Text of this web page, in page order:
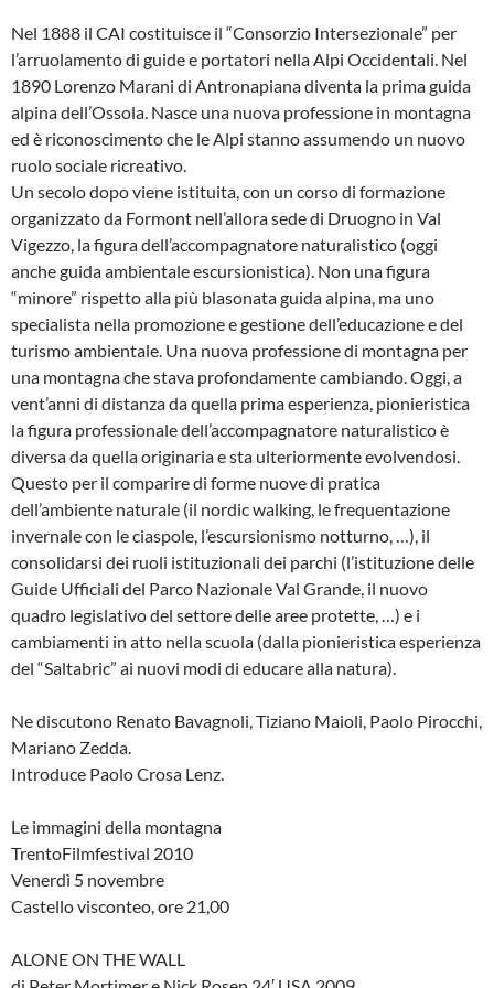
Nel 1888 il CAI costituisce il “Consorzio Intersezionale” per
l’arruolamento di guide e portatori nella Alpi Occidentali. Nel
1890 Lorenzo Marani di Antronapiana diventa la prima guida
alpina dell’Ossola. Nasce una nuova professione in montagna
ed è riconoscimento che le Alpi stanno assumendo un nuovo
ruolo sociale ricreativo.
Un secolo dopo viene istituita, con un corso di formazione
organizzato da Formont nell’allora sede di Druogno in Val
Vigezzo, la figura dell’accompagnatore naturalistico (oggi
anche guida ambientale escursionistica). Non una figura
“minore” rispetto alla più blasonata guida alpina, ma uno
specialista nella promozione e gestione dell’educazione e del
turismo ambientale. Una nuova professione di montagna per
una montagna che stava profondamente cambiando. Oggi, a
vent’anni di distanza da quella prima esperienza, pionieristica
la figura professionale dell’accompagnatore naturalistico è
diversa da quella originaria e sta ulteriormente evolvendosi.
Questo per il comparire di forme nuove di pratica
dell’ambiente naturale (il nordic walking, le frequentazione
invernale con le ciaspole, l’escursionismo notturno, …), il
consolidarsi dei ruoli istituzionali dei parchi (l’istituzione delle
Guide Ufficiali del Parco Nazionale Val Grande, il nuovo
quadro legislativo del settore delle aree protette, …) e i
cambiamenti in atto nella scuola (dalla pionieristica esperienza
del “Saltabric” ai nuovi modi di educare alla natura).
Ne discutono Renato Bavagnoli, Tiziano Maioli, Paolo Pirocchi,
Mariano Zedda.
Introduce Paolo Crosa Lenz.
Le immagini della montagna
TrentoFilmfestival 2010
Venerdì 5 novembre
Castello visconteo, ore 21,00
ALONE ON THE WALL